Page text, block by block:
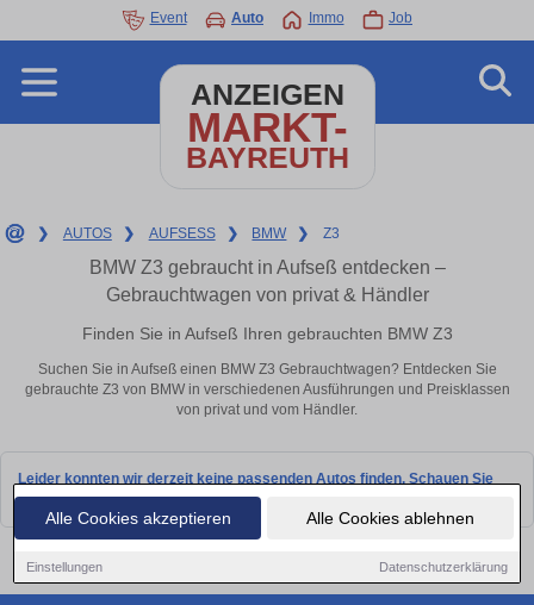
Alle Cookies akzeptieren Alle Cookies ablehnen
Einstellungen Datenschutzerklärung
Event Auto Immo Job
ANZEIGEN
MARKT-
BAYREUTH
❯ AUTOS ❯ AUFSESS ❯ BMW ❯ Z3
BMW Z3 gebraucht in Aufseß entdecken –
Gebrauchtwagen von privat & Händler
Finden Sie in Aufseß Ihren gebrauchten BMW Z3
Suchen Sie in Aufseß einen BMW Z3 Gebrauchtwagen? Entdecken Sie
gebrauchte Z3 von BMW in verschiedenen Ausführungen und Preisklassen
von privat und vom Händler.
Leider konnten wir derzeit keine passenden Autos finden. Schauen Sie
bald wieder vorbei!